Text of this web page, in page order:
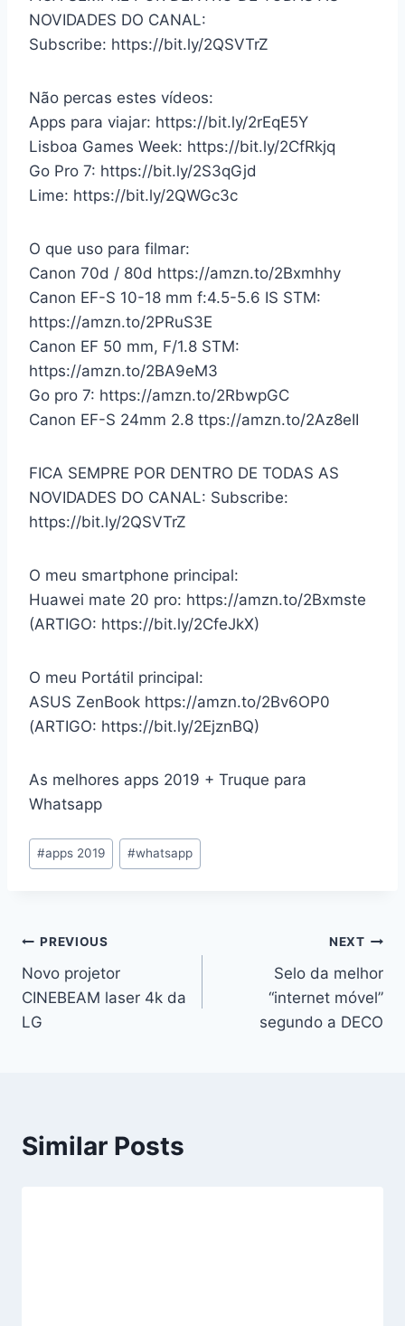
NOVIDADES DO CANAL:
Subscribe: https://bit.ly/2QSVTrZ
Não percas estes vídeos:
Apps para viajar: https://bit.ly/2rEqE5Y
Lisboa Games Week: https://bit.ly/2CfRkjq
Go Pro 7: https://bit.ly/2S3qGjd
Lime: https://bit.ly/2QWGc3c
O que uso para filmar:
Canon 70d / 80d https://amzn.to/2Bxmhhy
Canon EF-S 10-18 mm f:4.5-5.6 IS STM:
https://amzn.to/2PRuS3E
Canon EF 50 mm, F/1.8 STM:
https://amzn.to/2BA9eM3
Go pro 7: https://amzn.to/2RbwpGC
Canon EF-S 24mm 2.8 ttps://amzn.to/2Az8eII
FICA SEMPRE POR DENTRO DE TODAS AS
NOVIDADES DO CANAL: Subscribe:
https://bit.ly/2QSVTrZ
O meu smartphone principal:
Huawei mate 20 pro: https://amzn.to/2Bxmste
(ARTIGO: https://bit.ly/2CfeJkX)
O meu Portátil principal:
ASUS ZenBook https://amzn.to/2Bv6OP0
(ARTIGO: https://bit.ly/2EjznBQ)
As melhores apps 2019 + Truque para
Whatsapp
Post
Tags:
#apps 2019 #whatsapp
Navegação
de
artigos
PREVIOUS
Novo projetor
CINEBEAM laser 4k da
LG
NEXT
Selo da melhor
“internet móvel”
segundo a DECO
Similar Posts